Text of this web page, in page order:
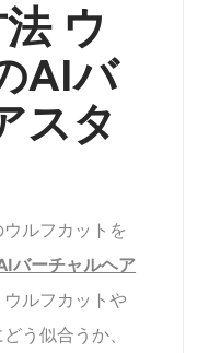
ウ
AIバ
スタ
ルフカットを
バーチャルヘア
ルフカットや
う似合うか、